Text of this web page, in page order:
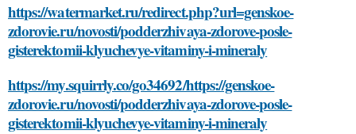
https://watermarket.ru/redirect.php?url=genskoe-
zdorovie.ru/novosti/podderzhivaya-zdorove-posle-
gisterektomii-klyuchevye-vitaminy-i-mineraly
https://my.squirrly.co/go34692/https://genskoe-
zdorovie.ru/novosti/podderzhivaya-zdorove-posle-
gisterektomii-klyuchevye-vitaminy-i-mineraly